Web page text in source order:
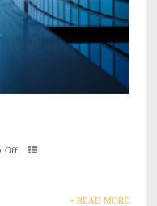
Off
+ READ MORE